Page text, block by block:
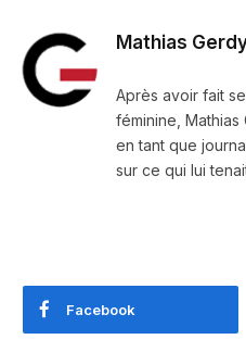
Mathias
Après avoir fait
féminine,
en tant que
sur ce qui lui
Facebook